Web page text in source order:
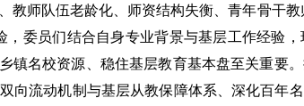
教师队伍老龄化、师资结构失衡、青年骨干
委员们结合自身专业背景与基层工作经验
镇名校资源、稳住基层教育基本盘至关重要
向流动机制与基层从教保障体系、深化百年